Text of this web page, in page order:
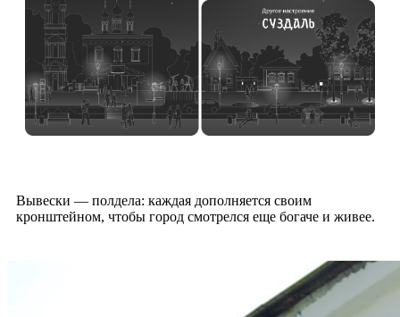
Вывески — полдела: каждая дополняется своим
кронштейном, чтобы город смотрелся еще богаче и живее.